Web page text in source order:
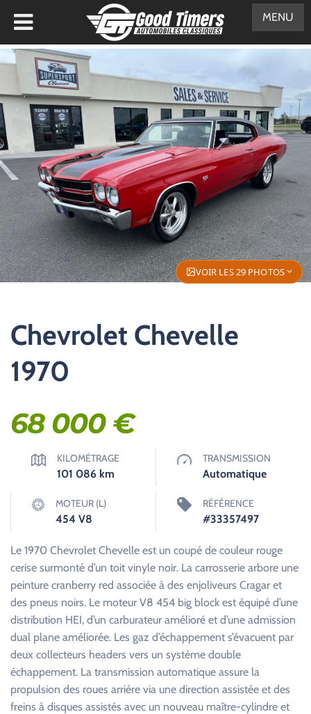
VOIR LES 29 PHOTOS
Chevrolet Chevelle
1970
68 000€
KILOMÉTRAGE
101 086 km
TRANSMISSION
Automatique
MOTEUR (L)
454 V8
RÉFÉRENCE
#33357497
Le 1970 Chevrolet Chevelle est un coupé de couleur rouge
cerise surmonté d’un toit vinyle noir. La carrosserie arbore une
peinture cranberry red associée à des enjoliveurs Cragar et
des pneus noirs. Le moteur V8 454 big block est équipé d’une
distribution HEI, d’un carburateur amélioré et d’une admission
dual plane améliorée. Les gaz d’échappement s’évacuent par
deux collecteurs headers vers un système double
échappement. La transmission automatique assure la
propulsion des roues arrière via une direction assistée et des
freins à disques assistés avec un nouveau maître-cylindre et
MENU